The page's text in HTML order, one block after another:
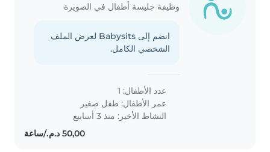
وظيفة جليسة أطفال في الصويرة
انضم إلى Babysits لعرض الملف
الشخصي الكامل.
عدد الأطفال: 1
عمر الأطفال: طفل صغير
النشاط الأخير: منذ 3 أسابيع